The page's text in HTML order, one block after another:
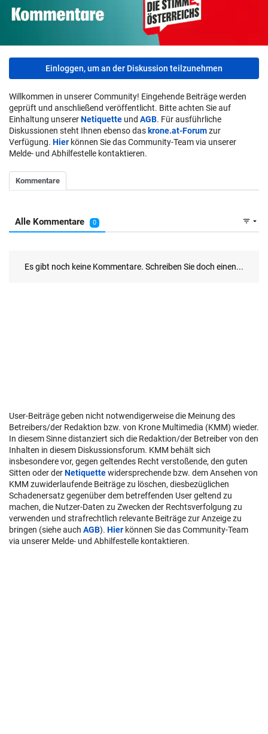
Einloggen, um an der Diskussion teilzunehmen
Willkommen in unserer Community! Eingehende Beiträge werden
geprüft und anschließend veröffentlicht. Bitte achten Sie auf
Einhaltung unsererNetiquette und AGB. Für ausführliche
Diskussionen steht Ihnen ebenso das krone.at-Forumzur
Verfügung. Hier können Sie das Community-Team via unserer
Melde- und Abhilfestelle kontaktieren.
User-Beiträge geben nicht notwendigerweise die Meinung des
Betreibers/der Redaktion bzw. von Krone Multimedia (KMM) wieder.
In diesem Sinne distanziert sich die Redaktion/der Betreiber von den
Inhalten in diesem Diskussionsforum. KMM behält sich
insbesondere vor, gegen geltendes Recht verstoßende, den guten
Sitten oder derNetiquettewidersprechende bzw. dem Ansehen von
KMM zuwiderlaufende Beiträge zu löschen, diesbezüglichen
Schadenersatz gegenüber dem betreffenden User geltend zu
machen, die Nutzer-Daten zu Zwecken der Rechtsverfolgung zu
verwenden und strafrechtlich relevante Beiträge zur Anzeige zu
bringen (siehe auch AGB). Hier können Sie das Community-Team
via unserer Melde- und Abhilfestelle kontaktieren.